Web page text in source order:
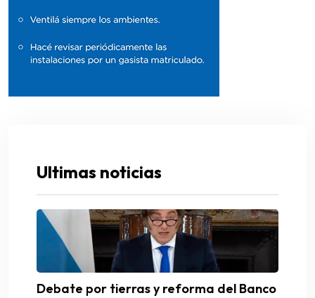
Ultimas noticias
Debate por tierras y reforma del Banco